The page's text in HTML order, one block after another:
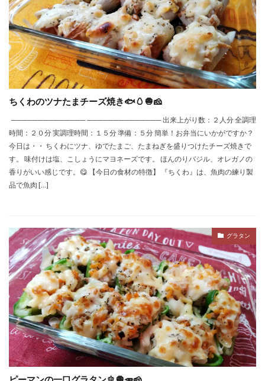
ちくわのツナたまチーズ焼き🐟🥚🧅🧀
────────────── ────────────── 出来上がり数：２人分 全調理
時間：２０分 実調理時間：１５分 準備：５分 簡単！お弁当にいかがですか？
今日は・・ ちくわにツナ、ゆでたまご、たまねぎを盛りつけたチーズ焼きで
す。 味付けは塩、こしょうにマヨネーズです。 ほんのりバジル、オレガノの
香りがいい感じです。😋 【今日の食材の特徴】 『ちくわ』は、魚肉の練り製
品で魚肉 […]
グラタン